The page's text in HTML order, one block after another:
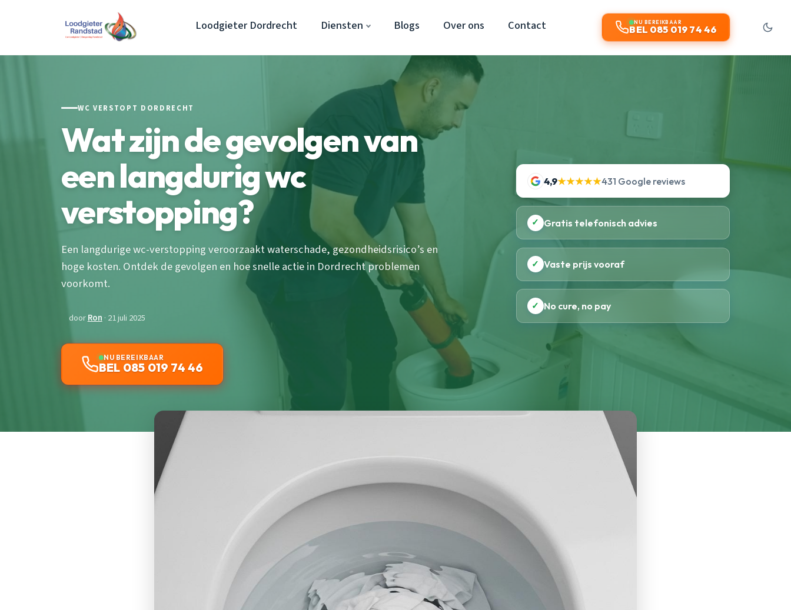
Loodgieter Dordrecht Diensten Blogs Over ons Contact NU BEREIKBAAR
BEL 085 019 74 46
WC VERSTOPT DORDRECHT
Wat zijn de gevolgen van
een langdurig wc
verstopping?
Een langdurige wc-verstopping veroorzaakt waterschade, gezondheidsrisico’s en
hoge kosten. Ontdek de gevolgen en hoe snelle actie in Dordrecht problemen
voorkomt.
doorRon · 21 juli 2025
NU BEREIKBAAR
BEL 085 019 74 46
4,9★★★★★431 Google reviews
✓ Gratis telefonisch advies
✓ Vaste prijs vooraf
✓ No cure, no pay